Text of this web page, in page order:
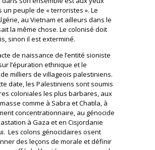
un peuple de « terroristes ». Le
au Vietnam et ailleurs dans le
la même chose. Le colonisé doit
sinon il est exterminé.
de naissance de l’entité sioniste
l’épuration ethnique et le
milliers de villageois palestiniens.
date, les Palestiniens sont soumis
coloniales les plus barbares, aux
comme à Sabra et Chatila, à
concentrationnaire, au génocide
à Gaza et en Cisjordanie
Les colons génocidaires osent
des leçons de morale et définir